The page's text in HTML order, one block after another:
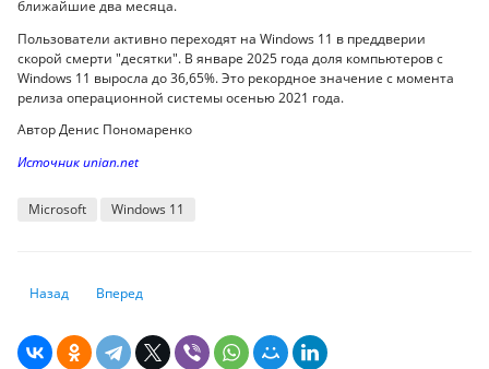
ближайшие два месяца.
Пользователи активно переходят на Windows 11 в преддверии
скорой смерти "десятки". В январе 2025 года доля компьютеров с
Windows 11 выросла до 36,65%. Это рекордное значение с момента
релиза операционной системы осенью 2021 года.
Автор Денис Пономаренко
Источник unian.net
Microsoft Windows 11
Предыдущий: "Самый умный ИИ в мире" теперь умеет говорить: у
Назад Следующий: Угроза вместо вакансии: новая шпионская
Вперед